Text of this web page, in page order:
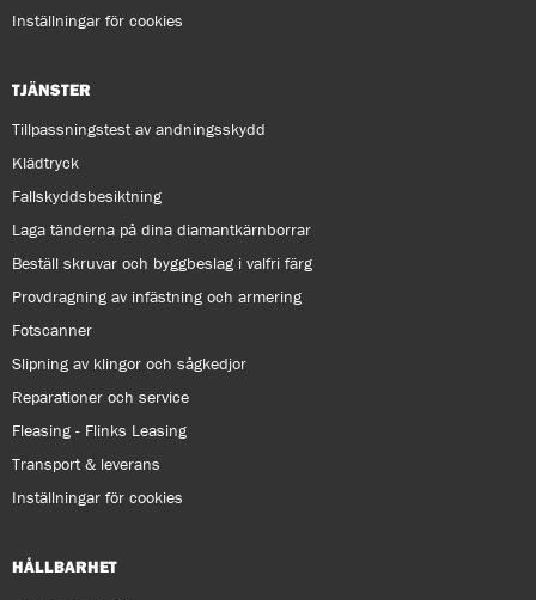
Inställningar för cookies
TJÄNSTER
Tillpassningstest av andningsskydd
Klädtryck
Fallskyddsbesiktning
Laga tänderna på dina diamantkärnborrar
Beställ skruvar och byggbeslag i valfri färg
Provdragning av infästning och armering
Fotscanner
Slipning av klingor och sågkedjor
Reparationer och service
Fleasing - Flinks Leasing
Transport & leverans
Inställningar för cookies
HÅLLBARHET